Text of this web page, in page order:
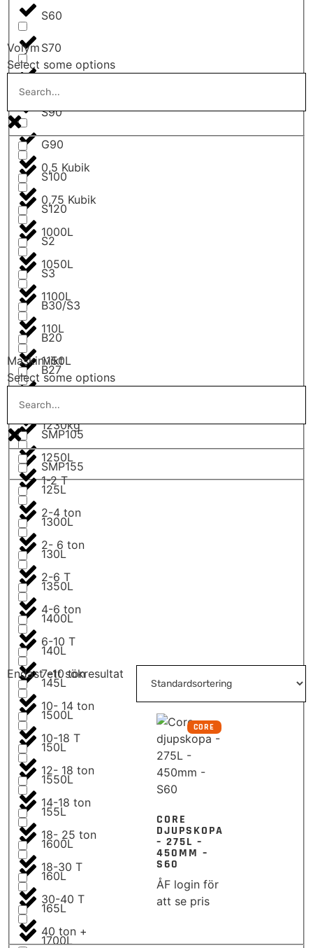
S60
S70
S90
G90
S100
S120
S2
S3
B30/S3
B20
B27
B30
SMP105
SMP155
Volym
Select some options
0,5 Kubik
0,75 Kubik
1000L
1050L
1100L
110L
1150L
1230kg
1250L
125L
1300L
130L
1350L
1400L
140L
145L
1500L
150L
1550L
155L
1600L
160L
165L
1700L
Maskinvikt
Select some options
1-2 T
2-4 ton
2- 6 ton
2-6 T
4-6 ton
6-10 T
7-10 ton
10- 14 ton
10-18 T
12- 18 ton
14-18 ton
18- 25 ton
18-30 T
30-40 T
40 ton +
Endast ett sökresultat
CORE
CORE
DJUPSKOPA
– 275L –
450MM –
S60
ÅF login för
att se pris